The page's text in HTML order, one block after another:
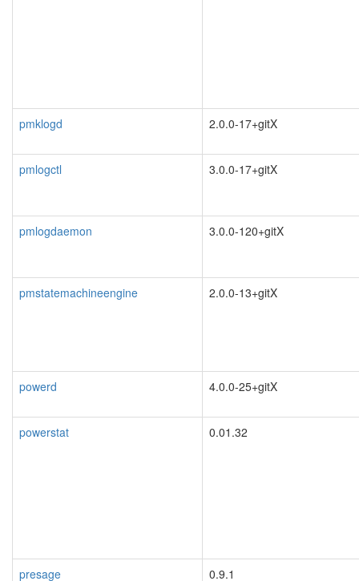
pmklogd 2.0.0-17+gitX
pmlogctl 3.0.0-17+gitX
pmlogdaemon 3.0.0-120+gitX
pmstatemachineengine 2.0.0-13+gitX
powerd 4.0.0-25+gitX
powerstat 0.01.32
presage 0.9.1